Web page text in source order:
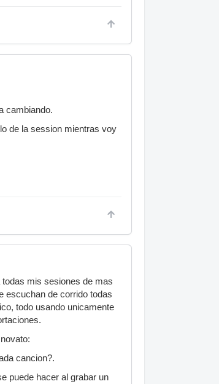
cambiando.
de la session mientras voy
todas mis sesiones de mas
escuchan de corrido todas
todo usando unicamente
cancion?.
puede hacer al grabar un